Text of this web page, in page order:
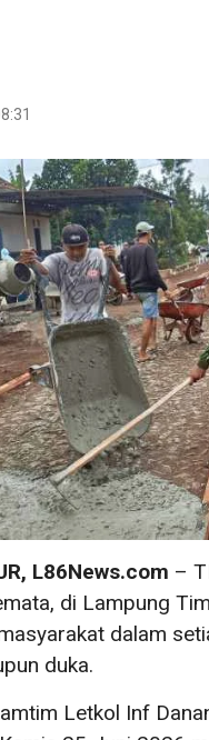
L86News.com –
di Lampung
dalam
duka.
Letkol Inf